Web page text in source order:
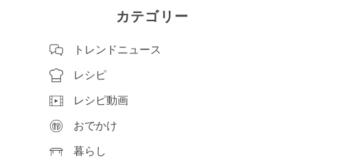
カテゴリー
トレンドニュース
レシピ
レシピ動画
おでかけ
暮らし